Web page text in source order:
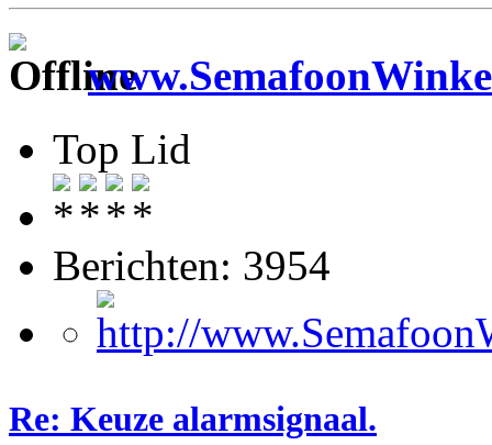
Top Lid
Berichten: 3954
Re: Keuze alarmsignaal.